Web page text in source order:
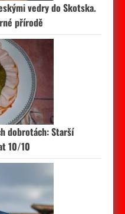
vedry do Skotska.
přírodě
dobrotách: Starší
10/10